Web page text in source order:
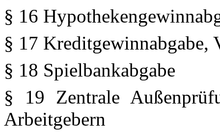
§ 16
§ 17 Kreditgewinnabgabe,
§ 18 Spielbankabgabe
§ 19 Zentrale
Arbeitgebern